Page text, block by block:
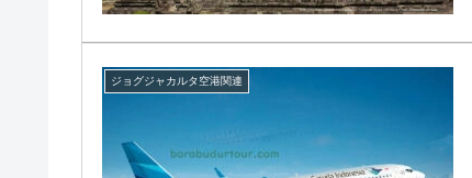
ジョグジャカルタ空港関連